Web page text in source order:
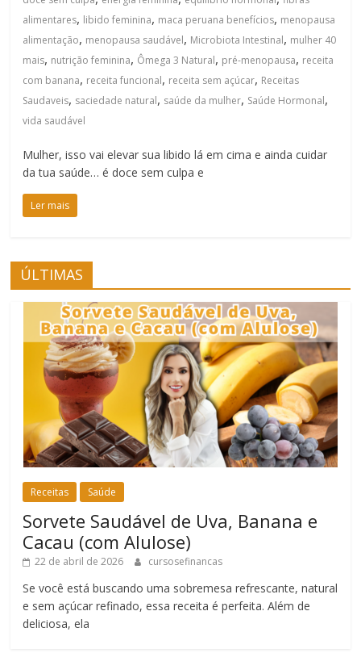
alimentares, libido feminina, maca peruana benefícios, menopausa
alimentação, menopausa saudável, Microbiota Intestinal, mulher 40
mais, nutrição feminina, Ômega 3 Natural, pré-menopausa, receita
com banana, receita funcional, receita sem açúcar, Receitas
Saudaveis, saciedade natural, saúde da mulher, Saúde Hormonal,
vida saudável
Mulher, isso vai elevar sua libido lá em cima e ainda cuidar
da tua saúde… é doce sem culpa e
Ler mais
ÚLTIMAS
Receitas Saúde
Sorvete Saudável de Uva, Banana e
Cacau (com Alulose)
22 de abril de 2026 cursosefinancas
Se você está buscando uma sobremesa refrescante, natural
e sem açúcar refinado, essa receita é perfeita. Além de
deliciosa, ela